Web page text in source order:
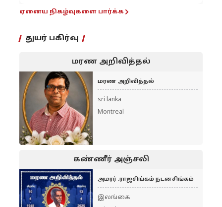
ஏனைய நிகழ்வுகளை பார்க்க
துயர் பகிர்வு
மரண அறிவித்தல்
மரண அறிவித்தல்
sri lanka
Montreal
கண்ணீர் அஞ்சலி
அமரர் .ராஜசிங்கம் நடனசிங்கம்
இலங்கை